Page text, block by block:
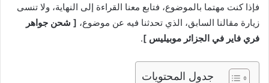
فإذا كنت مهتما بالموضوع، فتابع معنا القراءة إلى النهاية، ولا تنسى
زيارة مقالنا السابق، الذي تحدثنا فيه عن موضوع، [ شحن جواهر
فري فاير في الجزائر موبيليس ].
جدول المحتويات